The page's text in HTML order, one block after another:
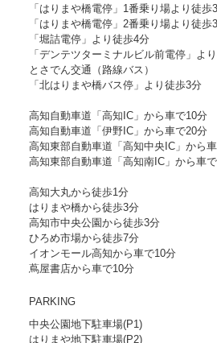
「はりまや橋電停」1番乗り場より徒歩
「はりまや橋電停」2番乗り場より徒歩
「堀詰電停」より徒歩4分
「デンテツターミナルビル前電停」よ
とさでん交通（路線バス）
「北はりまや橋バス停」より徒歩3分
高知自動車道「高知IC」から車で10分
高知自動車道「伊野IC」から車で20分
高知東部自動車道「高知中央IC」から
高知東部自動車道「高知南IC」から車
高知大丸から徒歩1分
はりまや橋から徒歩3分
高知市中央公園から徒歩3分
ひろめ市場から徒歩7分
イオンモール高知から車で10分
蔦屋書店から車で10分
PARKING
中央公園地下駐車場(P1)
はりまや地下駐車場(P2)